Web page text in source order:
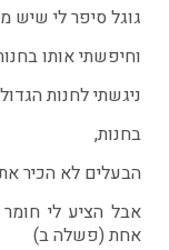
גוגל סיפר לי שיש
וחיפשתי אותו
ניגשתי לחנות
בחנות,
הבעלים לא הכיר
אבל הציע לי
אחת (פשלה ב)